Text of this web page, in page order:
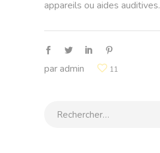
appareils ou aides auditives.
paradmin 11
Rechercher: